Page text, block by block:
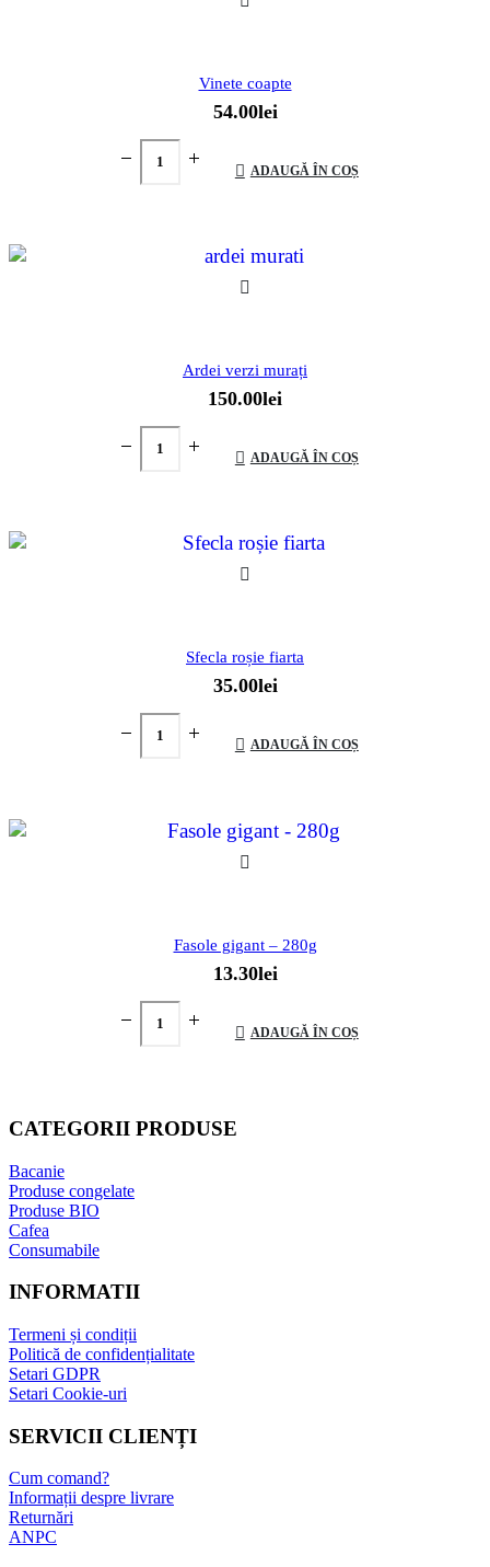
Vinete coapte
54.00lei
ADAUGĂ ÎN COȘ
Ardei verzi murați
150.00lei
ADAUGĂ ÎN COȘ
Sfecla roșie fiarta
35.00lei
ADAUGĂ ÎN COȘ
Fasole gigant – 280g
13.30lei
ADAUGĂ ÎN COȘ
CATEGORII PRODUSE
Bacanie
Produse congelate
Produse BIO
Cafea
Consumabile
INFORMATII
Termeni și condiții
Politică de confidențialitate
Setari GDPR
Setari Cookie-uri
SERVICII CLIENȚI
Cum comand?
Informații despre livrare
Returnări
ANPC